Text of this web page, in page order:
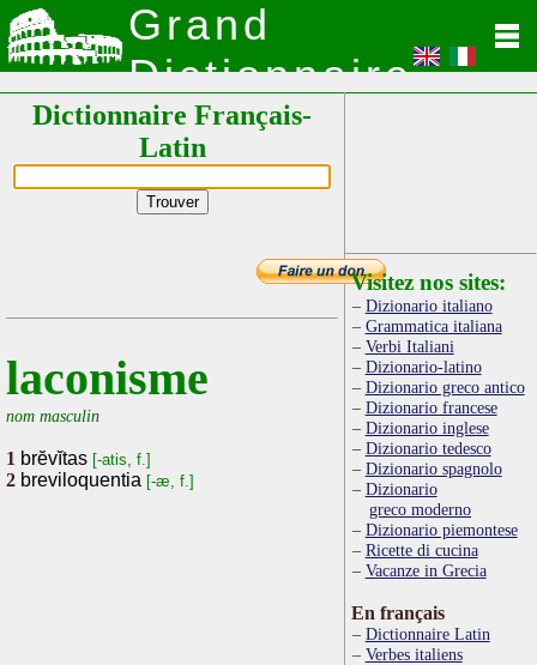
Grand
Dictionnaire
Latin
Dictionnaire Français-
Latin
laconisme
nom masculin
1 brĕvĭtas [-atis, f.]
2 breviloquentia [-æ, f.]
Visitez nos sites:
Dizionario italiano
Grammatica italiana
Verbi Italiani
Dizionario-latino
Dizionario greco antico
Dizionario francese
Dizionario inglese
Dizionario tedesco
Dizionario spagnolo
Dizionario
greco moderno
Dizionario piemontese
Ricette di cucina
Vacanze in Grecia
En français
Dictionnaire Latin
Verbes italiens